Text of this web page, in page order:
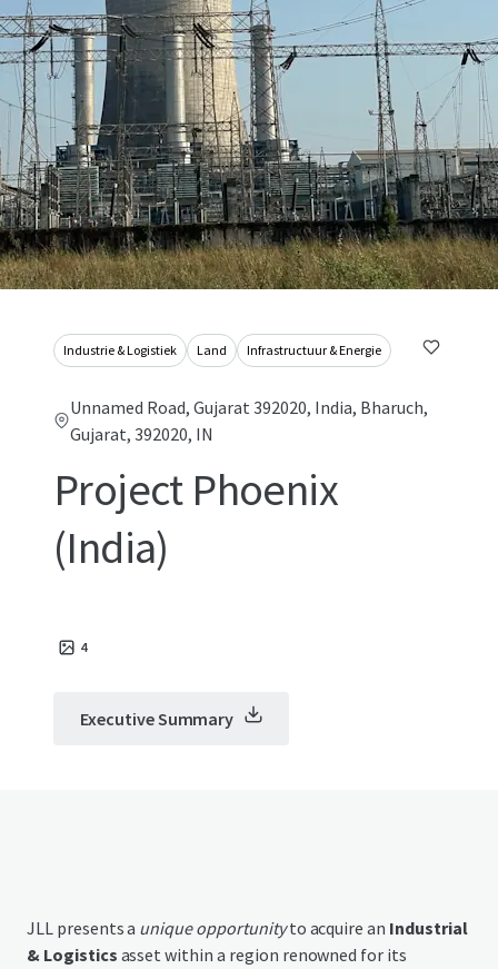
Industrie & Logistiek Land Infrastructuur & Energie
Unnamed Road, Gujarat 392020, India, Bharuch,
Gujarat, 392020, IN
Project Phoenix
(India)
4
Executive Summary
JLL presents a unique opportunityto acquire an Industrial
& Logistics asset within a region renowned for its